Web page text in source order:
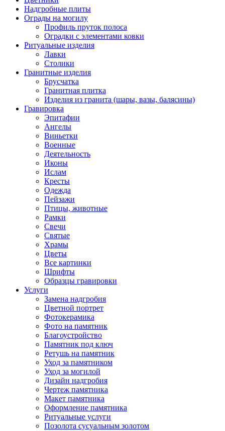
Надгробные плиты
Ограды на могилу
Профиль пруток полоса
Оградки с элементами ковки
Ритуальные изделия
Лавки
Столики
Гранитные изделия
Брусчатка
Гранитная плитка
Изделия из гранита (шары, вазы, балясины)
Гравировка
Эпитафии
Ангелы
Виньетки
Военные
Деятельность
Иконы
Ислам
Кресты
Одежда
Пейзажи
Птицы, животные
Рамки
Свечи
Святые
Храмы
Цветы
Все картинки
Шрифты
Образцы гравировки
Услуги
Замена надгробия
Цветной портрет
Фотокерамика
Фото на памятник
Благоустройство
Памятник под ключ
Ретушь на памятник
Уход за памятником
Уход за могилой
Дизайн надгробия
Чертеж памятника
Макет памятника
Оформление памятника
Ритуальные услуги
Позолота сусуальным золотом